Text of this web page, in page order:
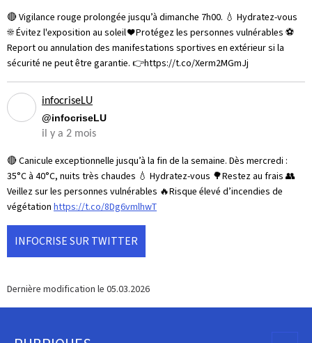
🔴 Vigilance rouge prolongée jusqu’à dimanche 7h00. 💧 Hydratez-vous
☀️ Évitez l'exposition au soleil ❤️ Protégez les personnes vulnérables ⚽
Report ou annulation des manifestations sportives en extérieur si la
sécurité ne peut être garantie. 👉https://t.co/Xerm2MGmJj
infocriseLU
@infocriseLU
il y a 2 mois
🔴 Canicule exceptionnelle jusqu’à la fin de la semaine. Dès mercredi :
35°C à 40°C, nuits très chaudes 💧 Hydratez-vous 🌳Restez au frais 👥
Veillez sur les personnes vulnérables 🔥Risque élevé d’incendies de
végétation https://t.co/8Dg6vmlhwT
INFOCRISE SUR TWITTER
Dernière modification le 05.03.2026